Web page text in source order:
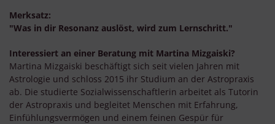
Merksatz:
"Was in dir Resonanz auslöst, wird zum Lernschritt."
Interessiert an einer Beratung mit Martina Mizgaiski?
Martina Mizgaiski beschäftigt sich seit vielen Jahren mit
Astrologie und schloss 2015 ihr Studium an der Astropraxis
ab. Die studierte Sozialwissenschaftlerin arbeitet als Tutorin
der Astropraxis und begleitet Menschen mit Erfahrung,
Einfühlungsvermögen und einem feinen Gespür für